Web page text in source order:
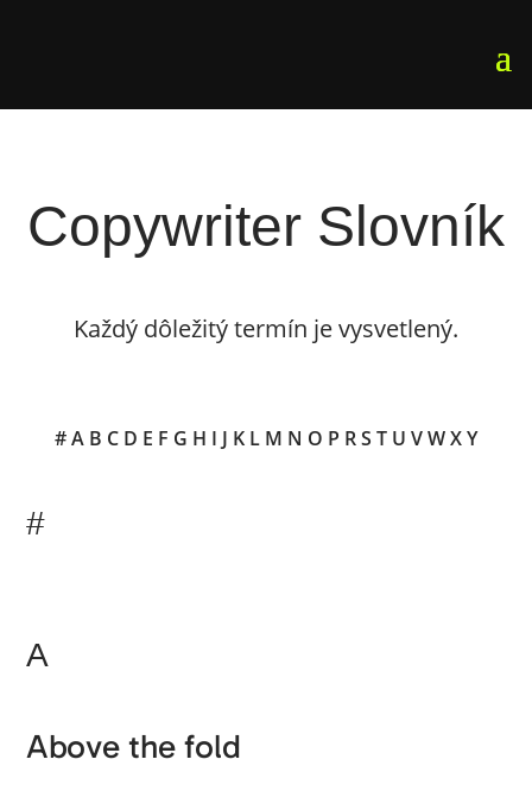
Copywriter Slovník
Každý dôležitý termín je vysvetlený.
#A B C D E F G H I J K L M N O P RS T U VWXY
#
A
Above the fold